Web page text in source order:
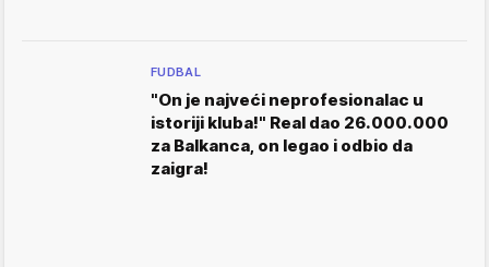
FUDBAL
"On je najveći neprofesionalac u
istoriji kluba!" Real dao 26.000.000
za Balkanca, on legao i odbio da
zaigra!